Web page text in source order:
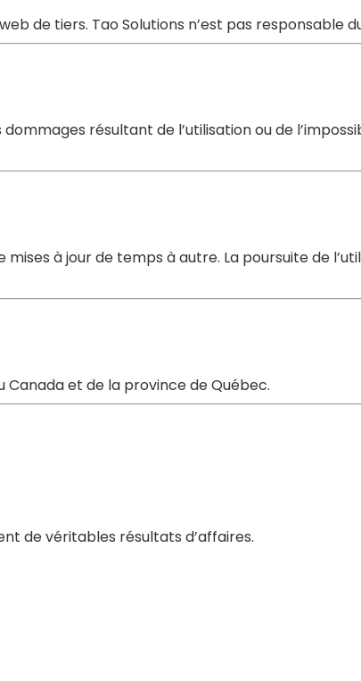
de tiers. Tao Solutions n’est pas
résultant de l’utilisation ou de
à jour de temps à autre. La poursuite de
Canada et de la province de Québec.
de véritables résultats d’affaires.